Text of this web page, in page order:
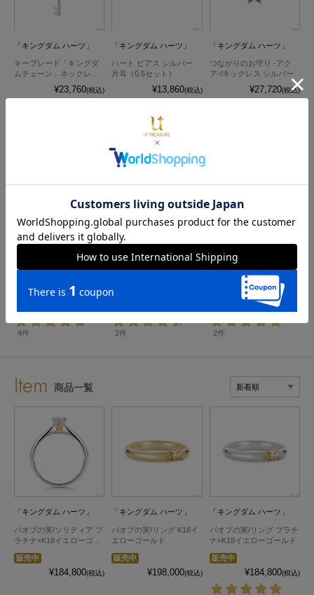
「キングダム ハーツ」
キーブレード「キングダ
ムチェーン」ネックレス
¥23,760(税込)
「キングダム ハーツ」
ハート ピアス シルバー
片耳（0.5セット）
¥13,860(税込)
「キングダム ハーツ」
つながりのお守り -アク
ア-/ネックレス シルバー
¥27,720(税込)
「キングダム ハーツ」
ムチェーン」リング シル
4件
5
「キングダム ハーツ」
レス シルバー
2件
「キングダム ハーツ」
ハートネックレス シルバ
¥18,480
2件
Item 商品一覧
「キングダム ハーツ」
パオプの実/ソリティア プ
ラチナ×K18イエローゴー
販売中
¥184,800(税込)
「キングダム ハーツ」
パオプの実/リング K18イ
エローゴールド
販売中
¥198,000(税込)
「キングダム ハーツ」
パオプの実/リング プラチ
ナ×K18イエローゴールド
販売中
¥184,800(税込)